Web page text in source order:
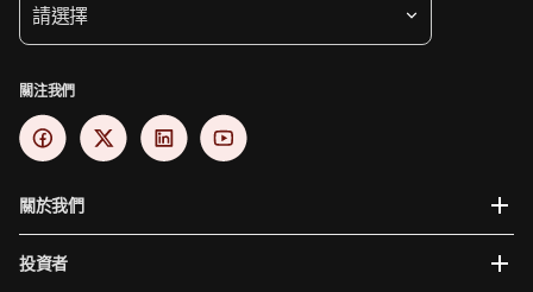
請選擇
關注我們
關於我們
投資者